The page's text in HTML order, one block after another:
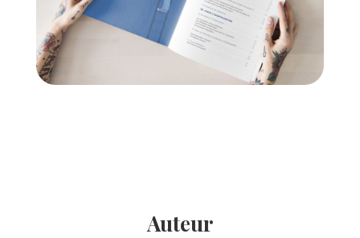
Auteur